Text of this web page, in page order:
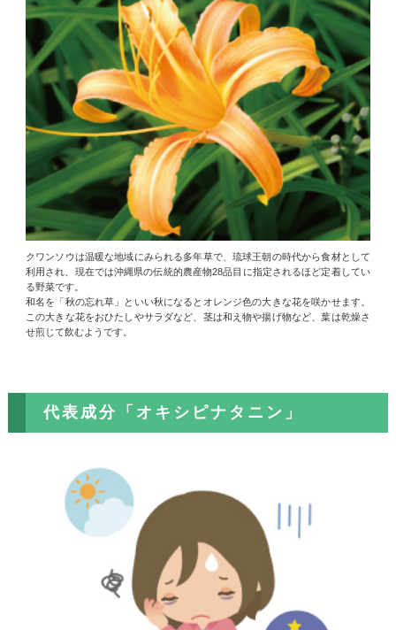
クワンソウは温暖な地域にみられる多年草で、琉球王朝の時代から食材として
利用され、現在では沖縄県の伝統的農産物28品目に指定されるほど定着してい
る野菜です。
和名を「秋の忘れ草」といい秋になるとオレンジ色の大きな花を咲かせます。
この大きな花をおひたしやサラダなど、茎は和え物や揚げ物など、葉は乾燥さ
せ煎じて飲むようです。
代表成分「オキシピナタニン」